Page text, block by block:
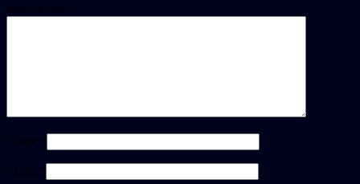
Your review
Name *
Email *